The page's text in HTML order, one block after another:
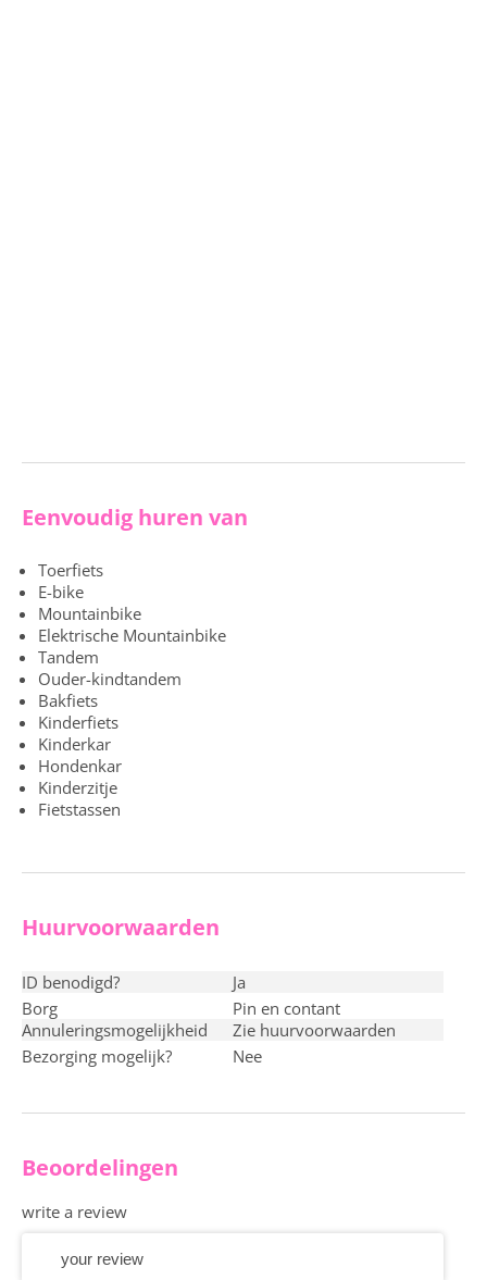
Eenvoudig huren van
Toerfiets
E-bike
Mountainbike
Elektrische Mountainbike
Tandem
Ouder-kindtandem
Bakfiets
Kinderfiets
Kinderkar
Hondenkar
Kinderzitje
Fietstassen
Huurvoorwaarden
ID benodigd?
ja
Borg
pin en contant
Annuleringsmogelijkheid
Zie huurvoorwaarden
Bezorging mogelijk?
nee
Beoordelingen
write a review